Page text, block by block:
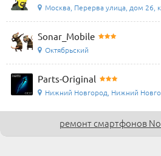
Москва, Перерва улица, дом 26,
Sonar_Mobile
Октябрьский
Parts-Original
Нижний Новгород, Нижний
ремонт смартфонов